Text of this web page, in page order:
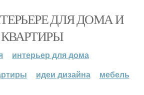
ДЛЯ ДОМА И
КВАРТИРЫ
интерьер для дома
идеи дизайна мебель